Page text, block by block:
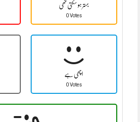
بہتر ہو سکتی تھی
0 Votes
اچھی ہے
0 Votes